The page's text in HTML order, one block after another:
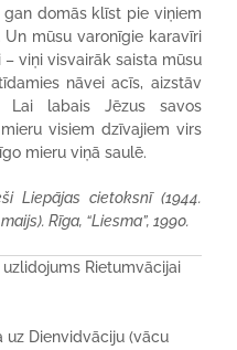
domās klīst pie viņiem
mūsu varonīgie karavīri
viņi visvairāk saista mūsu
nāvei acīs, aizstāv
labais Jēzus savos
visiem dzīvajiem virs
mieru viņā saulē.
Liepājas cietoksnī (1944.
Rīga, “Liesma”, 1990.
Rietumvācijai
uz Dienvidvāciju (vācu